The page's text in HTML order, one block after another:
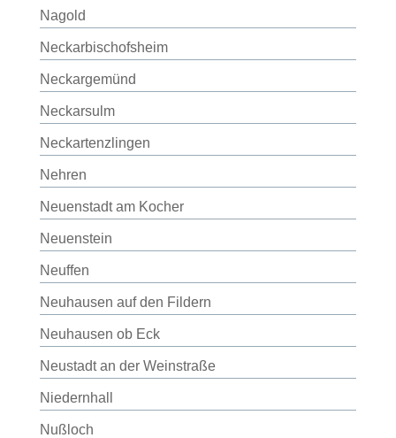
Nagold
Neckarbischofsheim
Neckargemünd
Neckarsulm
Neckartenzlingen
Nehren
Neuenstadt am Kocher
Neuenstein
Neuffen
Neuhausen auf den Fildern
Neuhausen ob Eck
Neustadt an der Weinstraße
Niedernhall
Nußloch